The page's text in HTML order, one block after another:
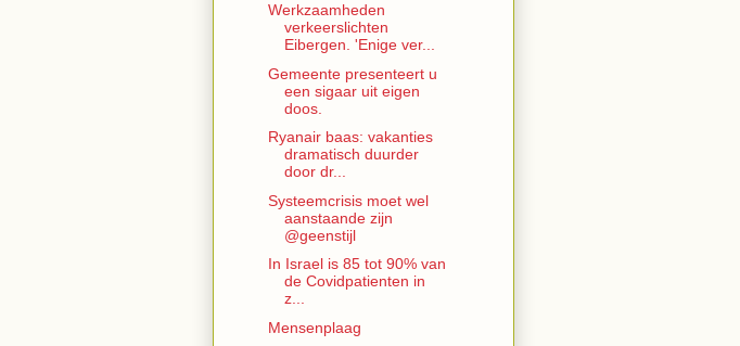
Werkzaamheden
verkeerslichten
Eibergen. 'Enige ver...
Gemeente presenteert u
een sigaar uit eigen
doos.
Ryanair baas: vakanties
dramatisch duurder
door dr...
Systeemcrisis moet wel
aanstaande zijn
@geenstijl
In Israel is 85 tot 90% van
de Covidpatienten in
z...
Mensenplaag